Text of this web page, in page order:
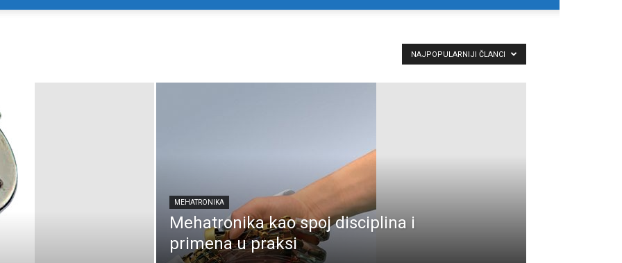
NAJPOPULARNIJI ČLANCI
MEHATRONIKA
Mehatronika kao spoj disciplina i
primena u praksi